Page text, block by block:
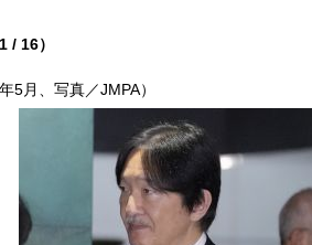
/ 16）
5月、写真／JMPA）